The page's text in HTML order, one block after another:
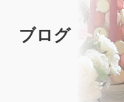
ブログ